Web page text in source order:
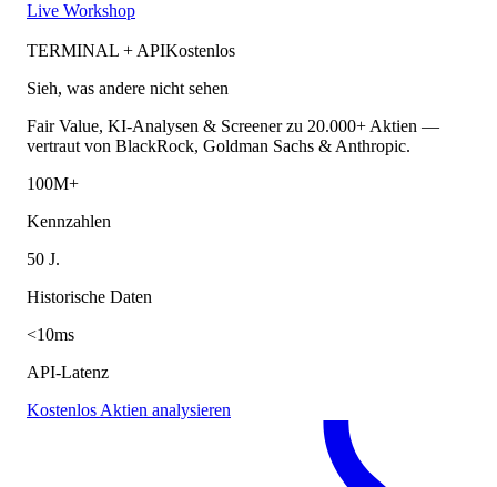
Live Workshop
TERMINAL + APIKostenlos
Sieh, was andere nicht sehen
Fair Value, KI-Analysen & Screener zu 20.000+ Aktien —
vertraut von BlackRock, Goldman Sachs & Anthropic.
100M+
Kennzahlen
50 J.
Historische Daten
<10ms
API-Latenz
Kostenlos Aktien analysieren